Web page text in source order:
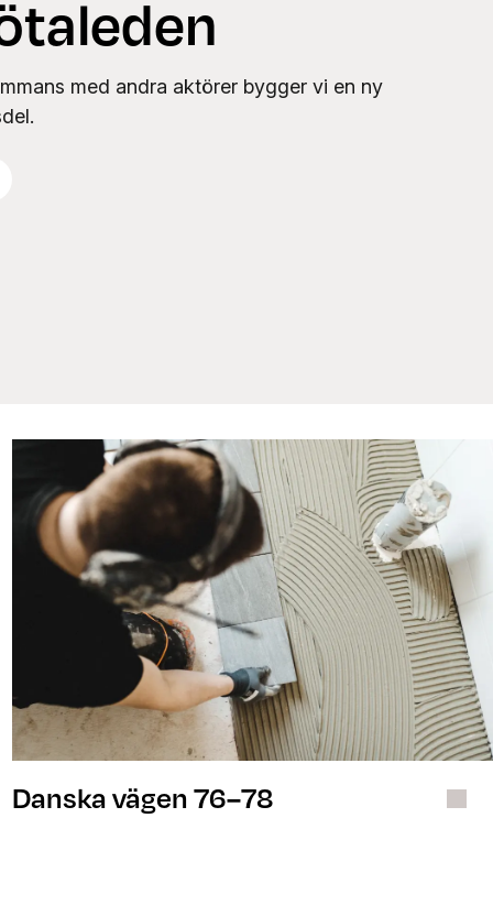
med andra aktörer bygger vi en ny
mer
Danska vägen 76–78